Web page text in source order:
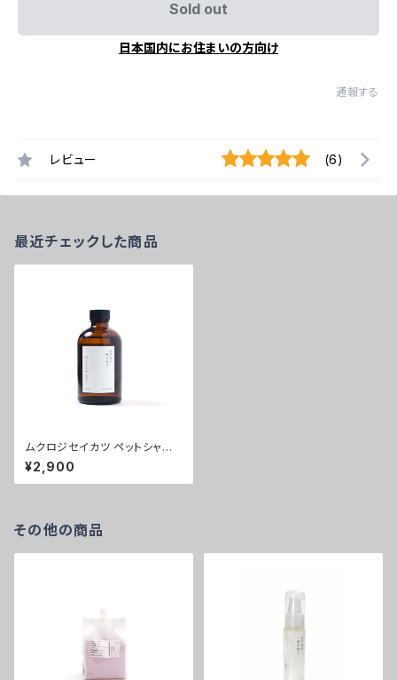
Sold out
日本国内にお住まいの方向け
通報する
レビュー (6)
最近チェックした商品
ムクロジセイカツ ペットシャン
プー250ml
¥2,900
その他の商品